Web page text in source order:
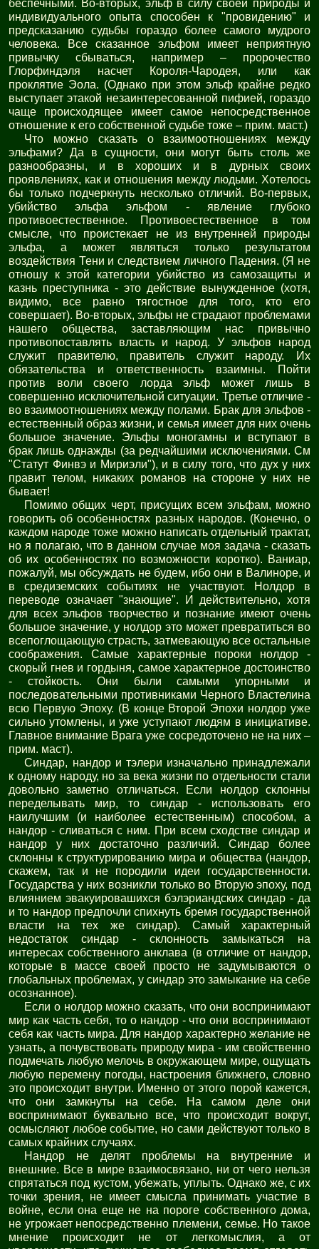
беспечными. Во-вторых, эльф в силу своей природы и
индивидуального опыта способен к "провидению" и
предсказанию судьбы гораздо более самого мудрого
человека. Все сказанное эльфом имеет неприятную
привычку сбываться, например – пророчество
Глорфиндэля насчет Короля-Чародея, или как
проклятие Эола. (Однако при этом эльф крайне редко
выступает этакой незаинтересованной пифией, гораздо
чаще происходящее имеет самое непосредственное
отношение к его собственной судьбе тоже – прим. маст.)
Что можно сказать о взаимоотношениях между
эльфами? Да в сущности, они могут быть столь же
разнообразны, и в хороших и в дурных своих
проявлениях, как и отношения между людьми. Хотелось
бы только подчеркнуть несколько отличий. Во-первых,
убийство эльфа эльфом - явление глубоко
противоестественное. Противоестественное в том
смысле, что проистекает не из внутренней природы
эльфа, а может являться только результатом
воздействия Тени и следствием личного Падения. (Я не
отношу к этой категории убийство из самозащиты и
казнь преступника - это действие вынужденное (хотя,
видимо, все равно тягостное для того, кто его
совершает). Во-вторых, эльфы не страдают проблемами
нашего общества, заставляющим нас привычно
противопоставлять власть и народ. У эльфов народ
служит правителю, правитель служит народу. Их
обязательства и ответственность взаимны. Пойти
против воли своего лорда эльф может лишь в
совершенно исключительной ситуации. Третье отличие -
во взаимоотношениях между полами. Брак для эльфов -
естественный образ жизни, и семья имеет для них очень
большое значение. Эльфы моногамны и вступают в
брак лишь однажды (за редчайшими исключениями. См
"Статут Финвэ и Мириэли"), и в силу того, что дух у них
правит телом, никаких романов на стороне у них не
бывает!
Помимо общих черт, присущих всем эльфам, можно
говорить об особенностях разных народов. (Конечно, о
каждом народе тоже можно написать отдельный трактат,
но я полагаю, что в данном случае моя задача - сказать
об их особенностях по возможности коротко). Ваниар,
пожалуй, мы обсуждать не будем, ибо они в Валиноре, и
в средиземских событиях не участвуют. Нолдор в
переводе означает "знающие". И действительно, хотя
для всех эльфов творчество и познание имеют очень
большое значение, у нолдор это может превратиться во
всепоглощающую страсть, затмевающую все остальные
соображения. Самые характерные пороки нолдор -
скорый гнев и гордыня, самое характерное достоинство
- стойкость. Они были самыми упорными и
последовательными противниками Черного Властелина
всю Первую Эпоху. (В конце Второй Эпохи нолдор уже
сильно утомлены, и уже уступают людям в инициативе.
Главное внимание Врага уже сосредоточено не на них –
прим. маст).
Синдар, нандор и тэлери изначально принадлежали
к одному народу, но за века жизни по отдельности стали
довольно заметно отличаться. Если нолдор склонны
переделывать мир, то синдар - использовать его
наилучшим (и наиболее естественным) способом, а
нандор - сливаться с ним. При всем сходстве синдар и
нандор у них достаточно различий. Синдар более
склонны к структурированию мира и общества (нандор,
скажем, так и не породили идеи государственности.
Государства у них возникли только во Вторую эпоху, под
влиянием эвакуировашихся бэлэриандских синдар - да
и то нандор предпочли спихнуть бремя государственной
власти на тех же синдар). Самый характерный
недостаток синдар - склонность замыкаться на
интересах собственного анклава (в отличие от нандор,
которые в массе своей просто не задумываются о
глобальных проблемах, у синдар это замыкание на себе
осознанное).
Если о нолдор можно сказать, что они воспринимают
мир как часть себя, то о нандор - что они воспринимают
себя как часть мира. Для нандор характерно желание не
узнать, а почувствовать природу мира - им свойственно
подмечать любую мелочь в окружающем мире, ощущать
любую перемену погоды, настроения ближнего, словно
это происходит внутри. Именно от этого порой кажется,
что они замкнуты на себе. На самом деле они
воспринимают буквально все, что происходит вокруг,
осмысляют любое событие, но сами действуют только в
самых крайних случаях.
Нандор не делят проблемы на внутренние и
внешние. Все в мире взаимосвязано, ни от чего нельзя
спрятаться под кустом, убежать, уплыть. Однако же, с их
точки зрения, не имеет смысла принимать участие в
войне, если она еще не на пороге собственного дома,
не угрожает непосредственно племени, семье. Но такое
мнение происходит не от легкомыслия, а от